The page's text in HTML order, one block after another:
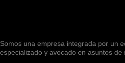
Somos una empresa integrada por un
especializado y avocado en asuntos de